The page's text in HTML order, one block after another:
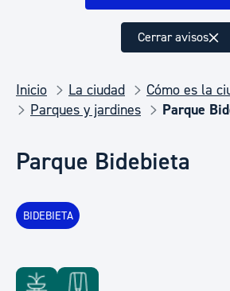
Cerrar avisos
Inicio La ciudad
Cómo es la
Parques y jardines
Parque
Parque Bidebieta
BIDEBIETA